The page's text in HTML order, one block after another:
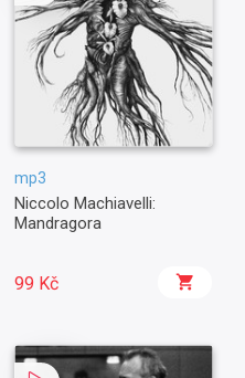
mp3
Niccolo Machiavelli:
Mandragora
99 Kč